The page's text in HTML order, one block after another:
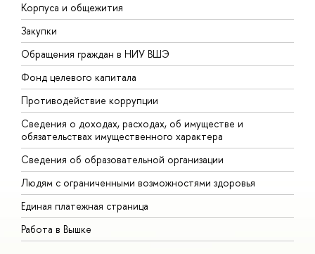
Корпуса и общежития
Закупки
Обращения граждан в НИУ ВШЭ
Фонд целевого капитала
Противодействие коррупции
Сведения о доходах, расходах, об имуществе и
обязательствах имущественного характера
Сведения об образовательной организации
Людям с ограниченными возможностями здоровья
Единая платежная страница
Работа в Вышке